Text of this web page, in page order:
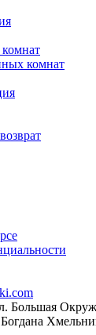
комнат
Большая